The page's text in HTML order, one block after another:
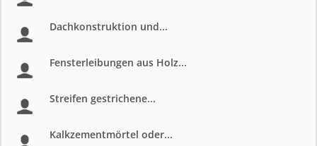
Dachkonstruktion und...
Fensterleibungen aus Holz...
Streifen gestrichene...
Kalkzementmörtel oder...